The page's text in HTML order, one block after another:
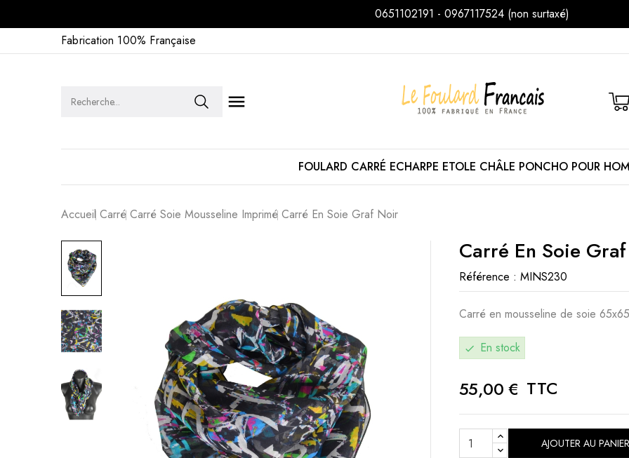
0651102191 - 0967117524 (non surtaxé)
Fabrication 100% Française

FOULARD CARRÉ ECHARPE ETOLE CHÂLE PONCHO POUR
Accueil Carré Carré Soie Mousseline Imprimé Carré En Soie Graf Noir
Carré En Soie
Référence : MINS230
Carré en mousseline de soie
check En stock
55,00 € TTC
AJOUTER AU PANIER